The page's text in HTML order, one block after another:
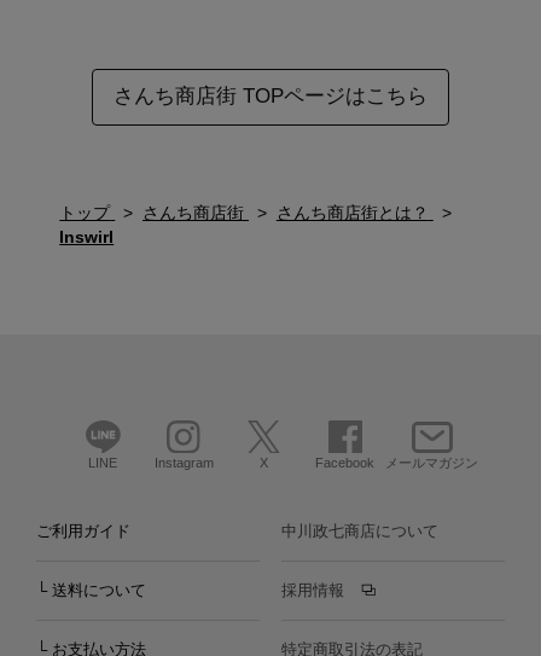
さんち商店街 TOPページはこちら
トップ さんち商店街
さんち商店街とは？
Inswirl
LINE Instagram X Facebook メールマガジン
ご利用ガイド
└ 送料について
└ お支払い方法
中川政七商店について
採用情報
特定商取引法の表記